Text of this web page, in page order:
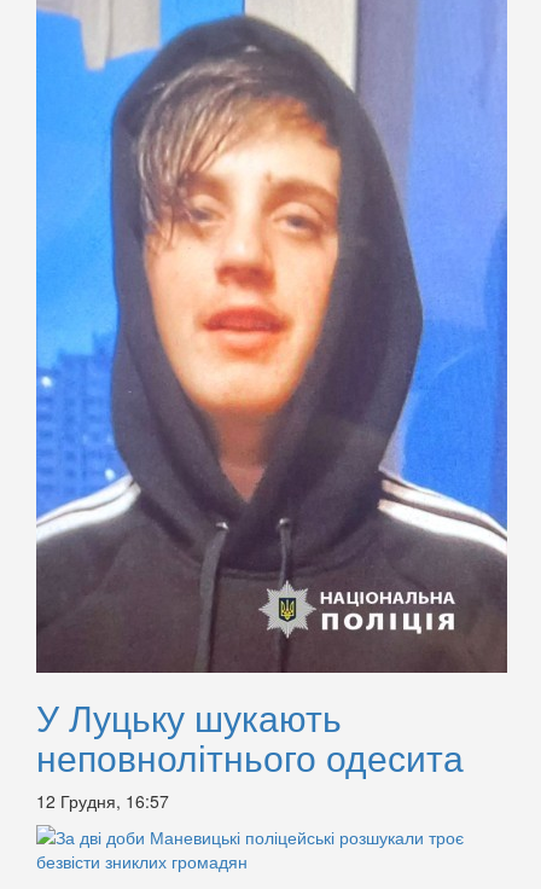
У Луцьку шукають
неповнолітнього одесита
12 Грудня, 16:57